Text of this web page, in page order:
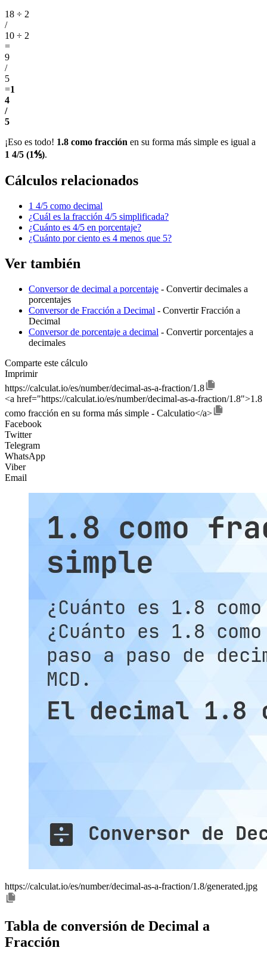
18 ÷ 2
/
10 ÷ 2
=
9
/
5
=1
4
/
5
¡Eso es todo! 1.8 como fracción en su forma más simple es igual a
1 4/5 (1⅘).
Cálculos relacionados
1 4/5 como decimal
¿Cuál es la fracción 4/5 simplificada?
¿Cuánto es 4/5 en porcentaje?
¿Cuánto por ciento es 4 menos que 5?
Ver también
Conversor de decimal a porcentaje - Convertir decimales a
porcentajes
Conversor de Fracción a Decimal - Convertir Fracción a
Decimal
Conversor de porcentaje a decimal - Convertir porcentajes a
decimales
Comparte este cálculo
Imprimir
https://calculat.io/es/number/decimal-as-a-fraction/1.8
<a href="https://calculat.io/es/number/decimal-as-a-fraction/1.8">1.8
como fracción en su forma más simple - Calculatio</a>
Facebook
Twitter
Telegram
WhatsApp
Viber
Email
https://calculat.io/es/number/decimal-as-a-fraction/1.8/generated.jpg
Tabla de conversión de Decimal a
Fracción